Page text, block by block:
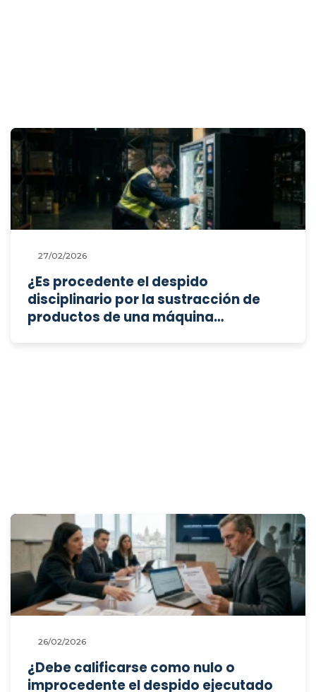
27/02/2026
¿Es procedente el despido
disciplinario por la sustracción de
productos de una máquina
26/02/2026
¿Debe calificarse como nulo o
improcedente el despido ejecutado